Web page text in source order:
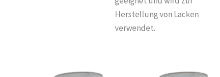
Herstellung von Lacken
verwendet.